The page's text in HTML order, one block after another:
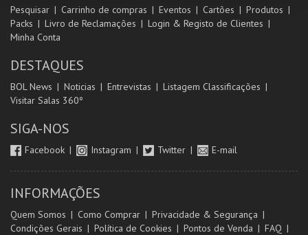
Pesquisar Carrinho de compras Eventos Cartões
Produtos
Packs
Livro de Reclamações
Login & Registo de Clientes
Minha Conta
DESTAQUES
BOL News Noticias Entrevistas
Listagem Classificações
Visitar Salas 360º
SIGA-NOS
Facebook Instagram Twitter E-mail
INFORMAÇÕES
Quem Somos Como Comprar
Privacidade & Segurança
Condições Gerais
Política de Cookies Pontos de Venda
FAQ